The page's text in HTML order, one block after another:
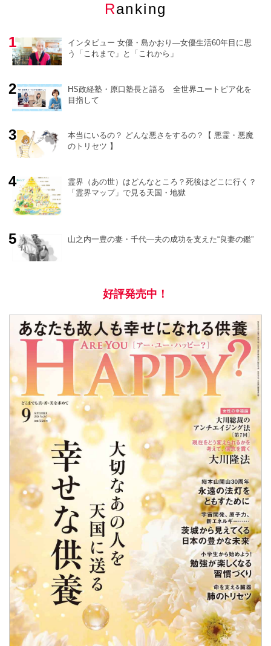
Ranking
インタビュー 女優・島かおり―女優生活60年目に思
う「これまで」と「これから」
HS政経塾・原口塾長と語る 全世界ユートピア化を
目指して
本当にいるの？ どんな悪さをするの？【 悪霊・悪魔
のトリセツ 】
霊界（あの世）はどんなところ？死後はどこに行く？
「霊界マップ」で見る天国・地獄
山之内一豊の妻・千代―夫の成功を支えた“良妻の鑑”
好評発売中！